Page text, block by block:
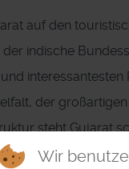
auf den
indische
interessantesten
der
steht Gujarat
Wir